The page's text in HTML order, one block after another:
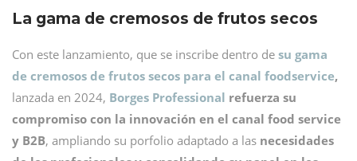
La gama de cremosos de frutos secos
Con este lanzamiento, que se inscribe dentro de su gama
de cremosos de frutos secos para el canal foodservice,
lanzada en 2024, Borges Professional refuerza su
compromiso con la innovación en el canal food service
y B2B, ampliando su porfolio adaptado a las necesidades